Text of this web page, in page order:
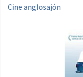
Cine anglosajón